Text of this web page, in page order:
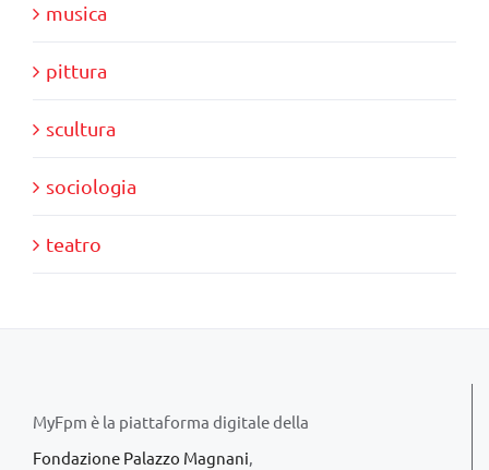
musica
pittura
scultura
sociologia
teatro
MyFpm è la piattaforma digitale della
Fondazione Palazzo Magnani,